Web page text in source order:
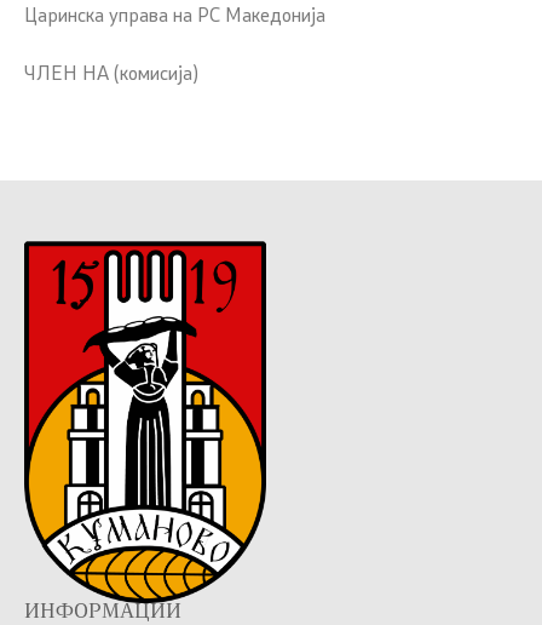
Царинска управа на РС Македонија
ЧЛЕН НА (комисија)
ИНФОРМАЦИИ